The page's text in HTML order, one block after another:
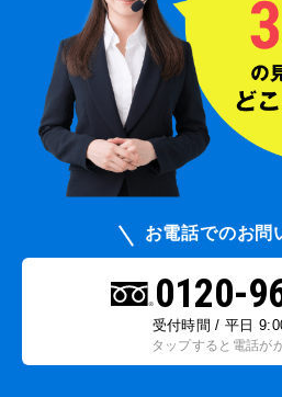
お電話でのお問
0120-
受付時間 / 平日
タップすると電話が